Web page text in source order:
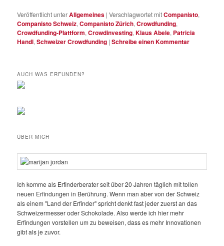
Veröffentlicht unterAllgemeines |Verschlagwortet mitCompanisto,
Companisto Schweiz,Companisto Zürich,Crowdfunding,
Crowdfunding-Plattform,Crowdinvesting,Klaus Abele, Patricia
Handl,Schweizer Crowdfunding |Schreibe einen Kommentar
AUCH WAS ERFUNDEN?
ÜBER MICH
Ich komme als Erfinderberater seit über 20 Jahren täglich mit tollen
neuen Erfindungen in Berührung. Wenn man aber von der Schweiz
als einem "Land der Erfinder" spricht denkt fast jeder zuerst an das
Schweizermesser oder Schokolade. Also werde ich hier mehr
Erfindungen vorstellen um zu beweisen, dass es mehr Innovationen
gibt als je zuvor.